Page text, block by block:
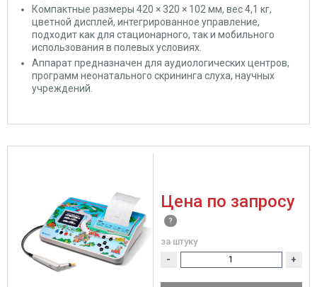
Компактные размеры 420 × 320 × 102 мм, вес 4,1 кг,
цветной дисплей, интегрированное управление,
подходит как для стационарного, так и мобильного
использования в полевых условиях.
Аппарат предназначен для аудиологических центров,
программ неонатального скрининга слуха, научных
учреждений.
Цена по запросу
за штуку
- +